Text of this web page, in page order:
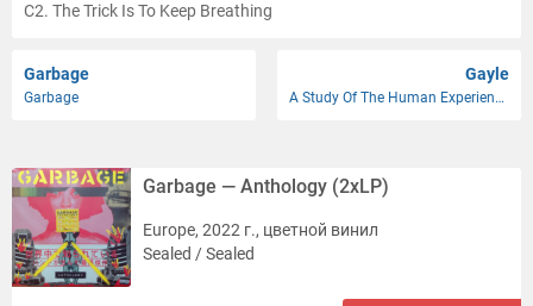
C2. The Trick Is To Keep Breathing
D1. Sleep Together
D2. Wicked Ways
Garbage
Garbage
Gayle
A Study Of The Human Experience Volume One And Two
Garbage — Anthology (2xLP)
Europe, 2022 г., цветной винил
Sealed / Sealed